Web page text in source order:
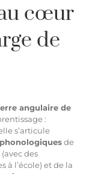
cœur
de
angulaire de
:
s’articule
de
(avec des
à l’école) et de la